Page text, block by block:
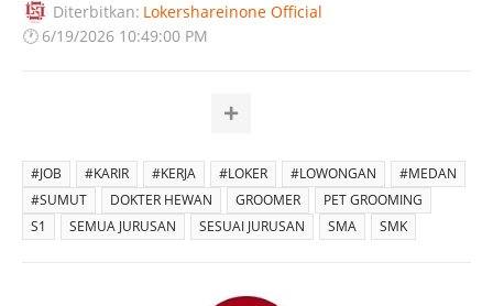
Diterbitkan: Lokershareinone Official
🕐 6/19/2026 10:49:00 PM
#JOB #KARIR #KERJA #LOKER #LOWONGAN
#MEDAN
#SUMUT
DOKTER HEWAN GROOMER
PET GROOMING
S1
SEMUA JURUSAN SESUAI JURUSAN SMA SMK